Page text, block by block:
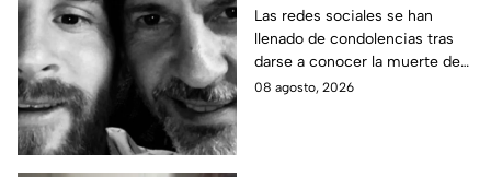
años; esto se sabe
Las redes sociales se han
llenado de condolencias tras
darse a conocer la muerte de
Jorge, padre de Lionel Messi, a
08 agosto, 2026